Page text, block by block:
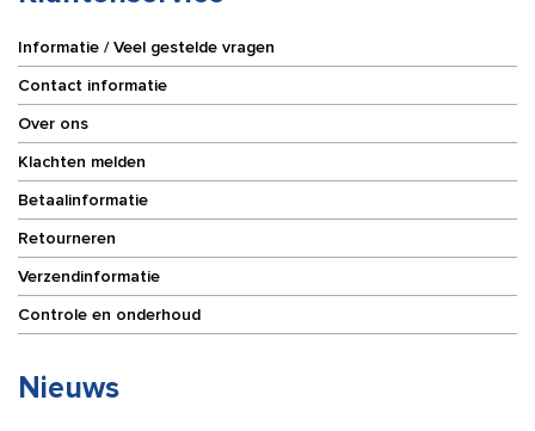
Informatie / Veel gestelde vragen
Contact informatie
Over ons
Klachten melden
Betaalinformatie
Retourneren
Verzendinformatie
Controle en onderhoud
Nieuws